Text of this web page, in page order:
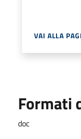
VAI ALLA
Formati
doc